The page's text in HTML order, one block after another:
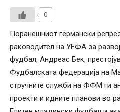
0
Поранешниот германски
раководител на УЕФА за
фудбал, Андреас Бек,
Фудбалската федерација на
стручните служби на ФФМ ги
проекти и идните планови во